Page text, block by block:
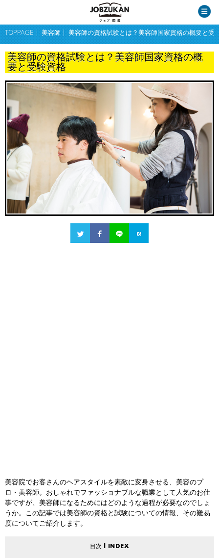
TOPPAGE 美容師 美容師の資格試験とは？美容師国家資格の概要と受
美容師の資格試験とは？美容師国家資格の概
要と受験資格
美容院でお客さんのヘアスタイルを素敵に変身させる、美容のプ
ロ・美容師。おしゃれでファッショナブルな職業として人気のお仕
事ですが、美容師になるためにはどのような過程が必要なのでしょ
うか。この記事では美容師の資格と試験についての情報、その難易
度についてご紹介します。